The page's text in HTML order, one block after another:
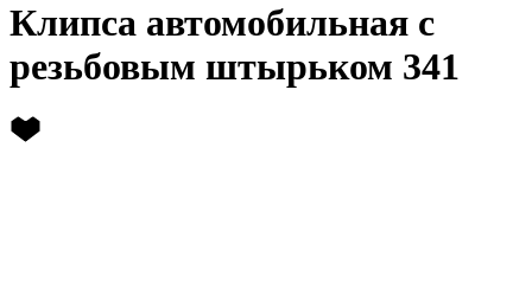
Клипса автомобильная с
резьбовым штырьком 341